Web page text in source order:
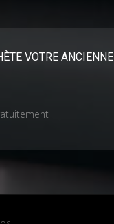
VOTRE ANCIENNE